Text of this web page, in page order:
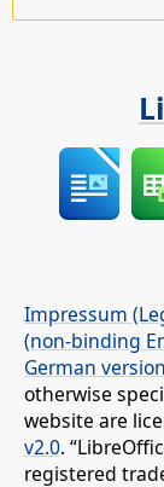
Impressum
(non-binding
German
otherwise
website are
v2.0.
registered